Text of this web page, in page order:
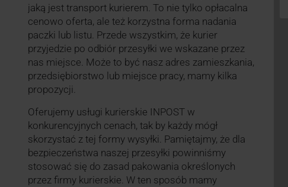
jaką jest transport kurierem. To nie tylko opłacalna
cenowo oferta, ale też korzystna forma nadania
paczki lub listu. Przede wszystkim, że kurier
przyjedzie po odbiór przesyłki we wskazane przez
nas miejsce. Może to być nasz adres zamieszkania,
przedsiębiorstwo lub miejsce pracy, mamy kilka
propozycji.
Oferujemy usługi kurierskie INPOST w
konkurencyjnych cenach, tak by każdy mógł
skorzystać z tej formy wysyłki. Pamiętajmy, że dla
bezpieczeństwa naszej przesyłki powinniśmy
stosować się do zasad pakowania określonych
przez firmy kurierskie. W ten sposób mamy